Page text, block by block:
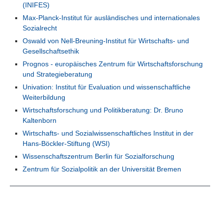
(INIFES)
Max-Planck-Institut für ausländisches und internationales
Sozialrecht
Oswald von Nell-Breuning-Institut für Wirtschafts- und
Gesellschaftsethik
Prognos - europäisches Zentrum für Wirtschaftsforschung
und Strategieberatung
Univation: Institut für Evaluation und wissenschaftliche
Weiterbildung
Wirtschaftsforschung und Politikberatung: Dr. Bruno
Kaltenborn
Wirtschafts- und Sozialwissenschaftliches Institut in der
Hans-Böckler-Stiftung (WSI)
Wissenschaftszentrum Berlin für Sozialforschung
Zentrum für Sozialpolitik an der Universität Bremen